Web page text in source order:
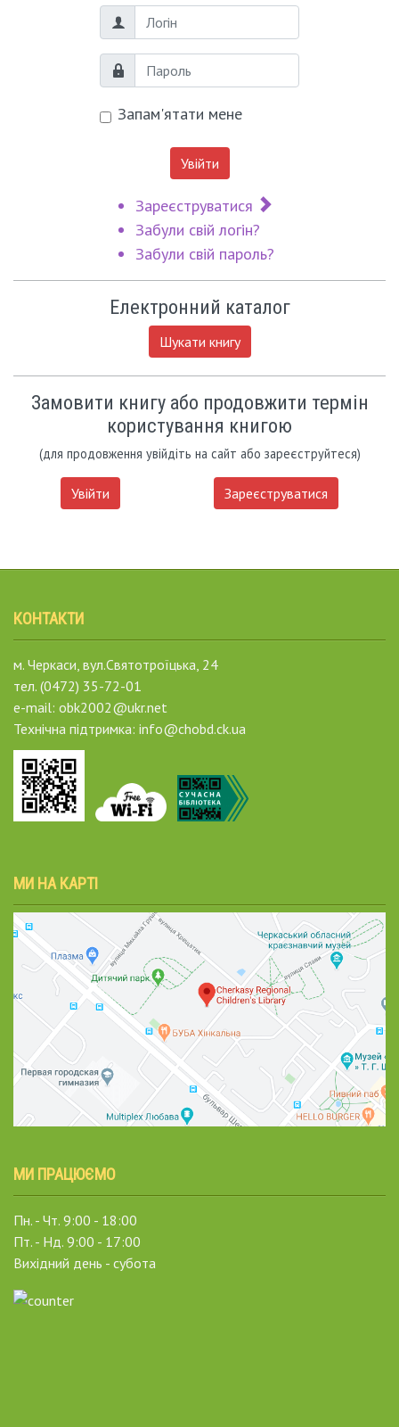
Логін
Пароль
Запам'ятати мене
Увійти
Зареєструватися
Забули свій логін?
Забули свій пароль?
Електронний каталог
Шукати книгу
Замовити книгу або продовжити термін
користування книгою
(для продовження увійдіть на сайт або зареєструйтеся)
Увійти Зареєструватися
КОНТАКТИ
м. Черкаси, вул.Святотроїцька, 24
тел. (0472) 35-72-01
e-mail: obk2002@ukr.net
Технічна підтримка: info@chobd.ck.ua
МИ НА КАРТІ
МИ ПРАЦЮЄМО
Пн. - Чт. 9:00 - 18:00
Пт. - Нд. 9:00 - 17:00
Вихідний день - субота